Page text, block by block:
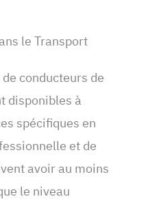
le Transport
conducteurs de
disponibles à
spécifiques en
et de
avoir au moins
le niveau